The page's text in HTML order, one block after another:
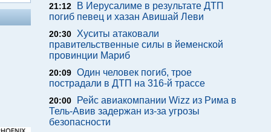
21:12
В Иерусалиме в результате ДТП
погиб певец и хазан Авишай Леви
20:30
Хуситы атаковали
правительственные силы в йеменской
провинции Мариб
20:09 Один человек погиб, трое
пострадали в ДТП на 316-й трассе
20:00
Рейс авиакомпании Wizz из Рима в
Тель-Авив задержан из-за угрозы
безопасности